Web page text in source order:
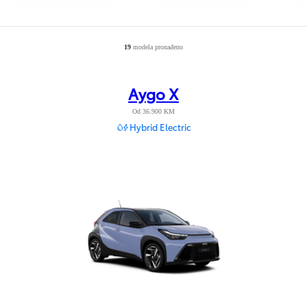
Number of filtered results
19 modela pronađeno
Aygo X
Od 36.900 KM
Hybrid Electric